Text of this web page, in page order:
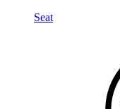
Seat